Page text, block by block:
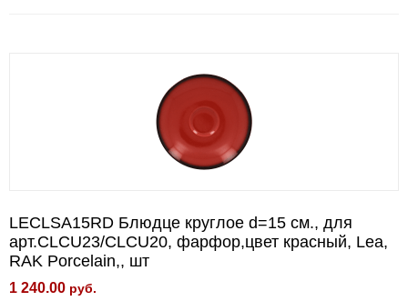
LECLSA15RD Блюдце круглое d=15 см., для
арт.CLCU23/CLCU20, фарфор,цвет красный, Lea,
RAK Porcelain,, шт
1 240.00 руб.